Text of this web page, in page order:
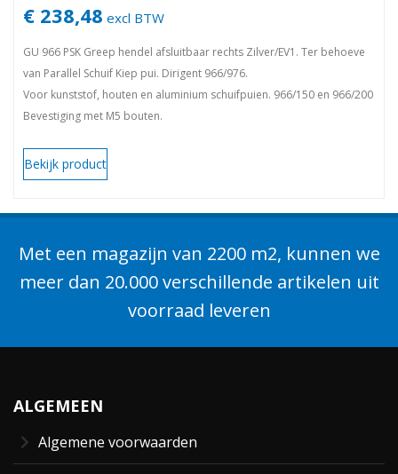
€ 238,48 excl BTW
GU 966 PSK Greep hendel afsluitbaar rechts Zilver/EV1. Ter behoeve
van Parallel Schuif Kiep pui. Dirigent 966/976.
Voor kunststof, houten en aluminium schuifpuien. 966/150 en 966/200
Bevestiging met M5 bouten.
Bekijk product
Met een magazijn van 2200 m2, kunnen we
meer dan 20.000 verschillende artikelen uit
voorraad leveren
ALGEMEEN
Algemene voorwaarden